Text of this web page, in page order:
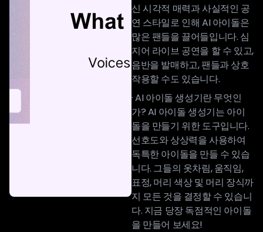
신 시각적 매력과 사실적인 공
연 스타일로 인해 AI 아이돌은
많은 팬들을 끌어들입니다. 심
지어 라이브 공연을 할 수 있고,
음반을 발매하고, 팬들과 상호
작용할 수도 있습니다.
· AI 아이돌 생성기란 무엇인
가? AI 아이돌 생성기는 아이
돌을 만들기 위한 도구입니다.
선호도와 상상력을 사용하여
독특한 아이돌을 만들 수 있습
니다. 그들의 옷차림, 움직임,
표정, 머리 색상 및 머리 장식까
지 모든 것을 결정할 수 있습니
다. 지금 당장 독점적인 아이돌
을 만들어 보세요!